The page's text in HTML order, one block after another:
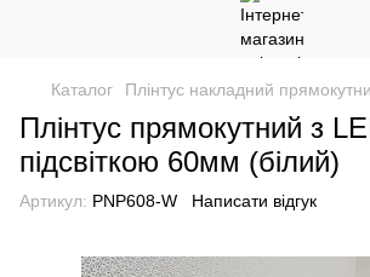
Каталог Плінтус накладний
Плінтус прямокутний з
підсвіткою 60мм (білий)
Артикул: PNP608-W Написати відгук